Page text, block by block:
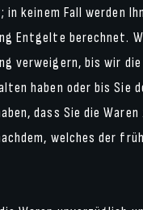
keinem Fall werden
Entgelte berechnet.
verweigern, bis wir
haben oder bis Sie
dass Sie die
welches der